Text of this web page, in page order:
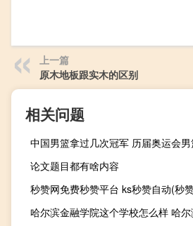
上一篇
原木地板跟实木的区别
相关问题
中国男篮拿过几次冠军 历届奥运会
论文题目都有啥内容
秒赞网免费秒赞平台 ks秒赞自动(秒
哈尔滨金融学院这个学校怎么样 哈